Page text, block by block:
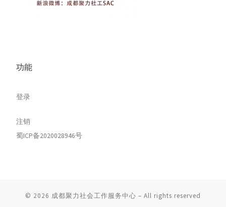
功能
登录
注销
蜀ICP备2020028946号
© 2026 成都聚力社会工作服务中心 – All rights reserved